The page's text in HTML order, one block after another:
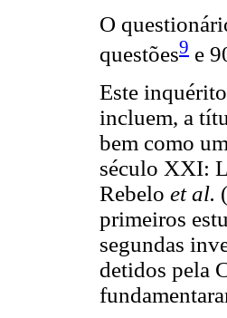
O
questões9 e
Este
incluem, a
bem como
século XXI:
Rebelo et al.
primeiros
segundas
detidos pela